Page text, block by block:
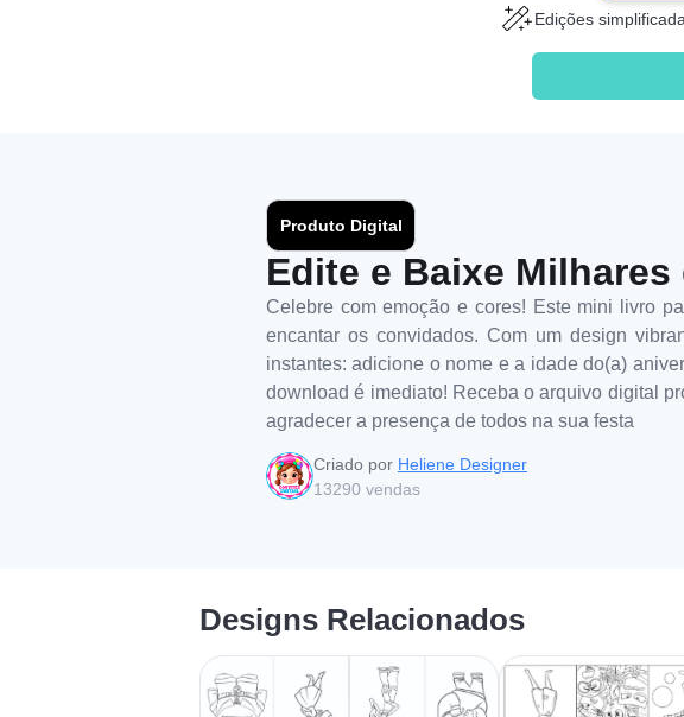
Edições
Produto Digital
Edite e Baixe
Celebre com emoção e cores! Este mini livro
encantar os convidados. Com um design
instantes: adicione o nome e a idade do(a)
download é imediato! Receba o arquivo digital
agradecer a presença de todos na sua festa
Criado por Heliene Designer
13290 vendas
Designs Relacionados